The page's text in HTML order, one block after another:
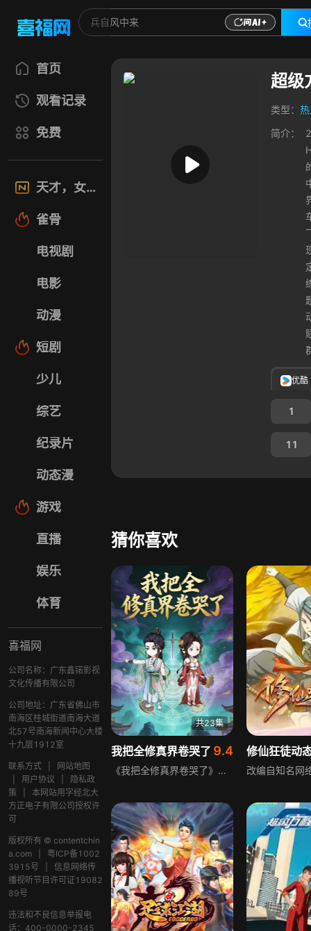
首页
观看记录
免费
天才，女友
雀骨
电视剧
电影
动漫
短剧
少儿
综艺
纪录片
动态漫
游戏
直播
娱乐
体育
喜福网
公司名称：广东鑫锘影视
文化传播有限公司
公司地址：广东省佛山市
南海区桂城街道南海大道
北57号南海新闻中心大楼
十九层1912室
联系方式
网站地图
用户协议
隐私政
策
本网站用字经北大
方正电子有限公司授权许
可
版权所有 © contentchin
a.com
粤ICP备1002
3915号
信息网络传
播视听节目许可证19082
89号
违法和不良信息举报电
话：400-0000-2345
超级
类型：
简介：
优酷
1
11
猜你喜欢
共23集
我把全修真界卷哭了 9.4
《我把全修真界卷哭了》是修真逆袭文，围绕江月白与挚友陆南枝、谢景山的成长展开，借助灵虫驯养、傀儡操控等，刻画修真界残酷竞争的生存法则。前期融入数据面板与科学玄学融合的设定，后期聚焦主角通过炼丹、枪法打破境界桎梏，探讨社会议题，塑造专注事业的女主。